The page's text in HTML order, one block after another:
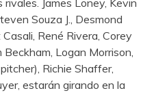
Souza J., Desmond
René Rivera, Corey
Logan Morrison,
Richie Shaffer,
estarán girando en la